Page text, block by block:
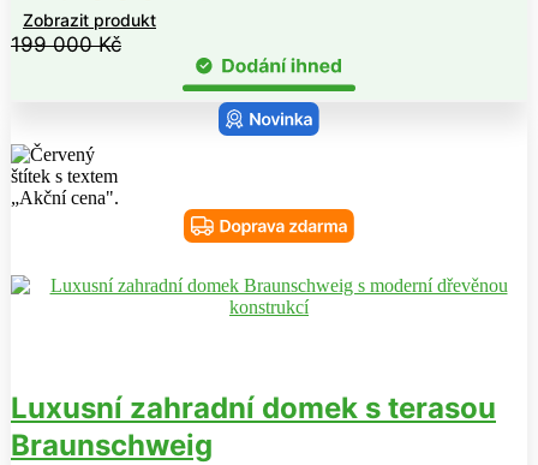
Zobrazit produkt
199 000Kč
Luxusní zahradní domek s terasou
Braunschweig